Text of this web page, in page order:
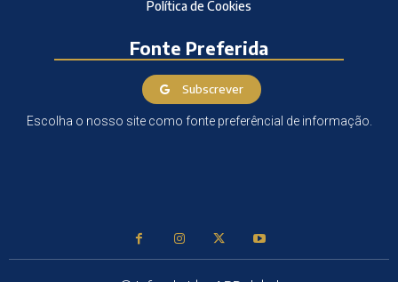
Política de Cookies
Fonte Preferida
Subscrever
Escolha o nosso site como fonte preferêncial de informação.